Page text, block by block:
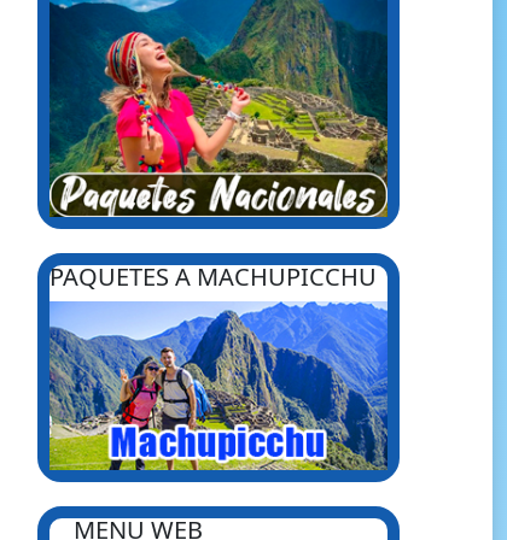
PAQUETES A MACHUPICCHU
MENU WEB